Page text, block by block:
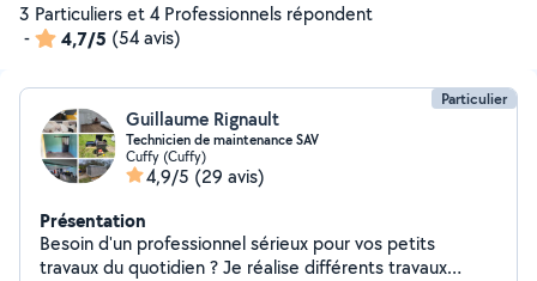
3 Particuliers et 4 Professionnels répondent
-
4,7/5 (54 avis)
Particulier
Guillaume Rignault
Technicien de maintenance SAV
Cuffy (Cuffy)
4,9/5 (29 avis)
Présentation
Besoin d'un professionnel sérieux pour vos petits
travaux du quotidien ? Je réalise différents travaux